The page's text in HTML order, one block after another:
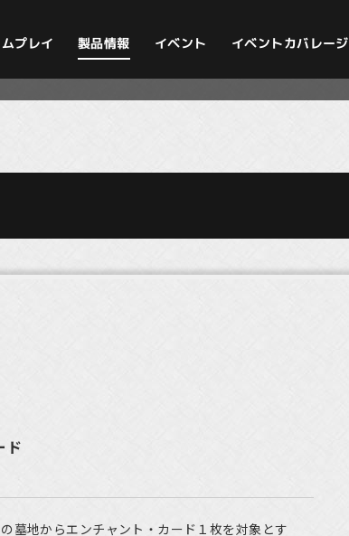
プレイ 製品情報 イベント イベントカバレージ
ド
墓地からエンチャント・カード１枚を対象とす